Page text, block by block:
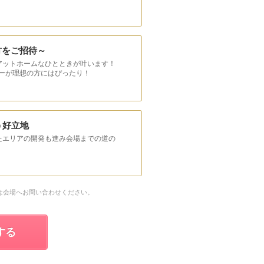
ご招待～
トホームなひとときが叶います！
が理想の方にはぴったり！
立地
リアの開発も進み会場までの道の
場へお問い合わせください。
る